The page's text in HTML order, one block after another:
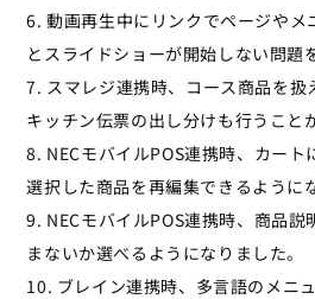
6. 動画再生中にリンクでページやメ
とスライドショーが開始しない問題
7. スマレジ連携時、コース商品を扱
キッチン伝票の出し分けも行うこと
8. NECモバイルPOS連携時、カート
選択した商品を再編集できるように
9. NECモバイルPOS連携時、商品説
まないか選べるようになりました。
10. ブレイン連携時、多言語のメニ